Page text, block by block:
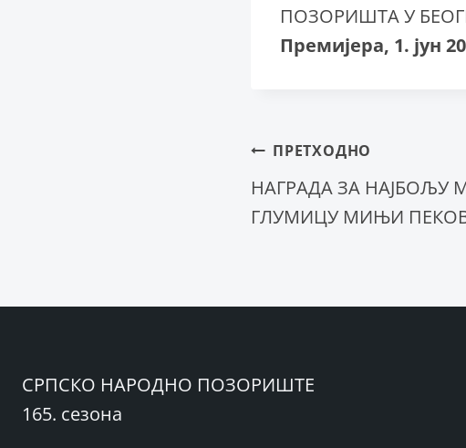
ПОЗОРИШТА У
Премијера, 1. јун
Кретање
чланка
ПРЕТХОДНО
НАГРАДА ЗА НАЈБОЉУ
ГЛУМИЦУ МИЊИ
СРПСКО НАРОДНО ПОЗОРИШТЕ
165. сезона